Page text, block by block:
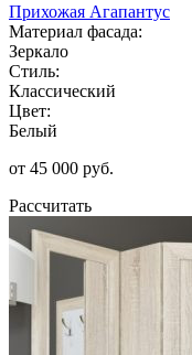
Прихожая Агапантус
Материал фасада:
Зеркало
Стиль:
Классический
Цвет:
Белый
от 45 000 руб.
Рассчитать